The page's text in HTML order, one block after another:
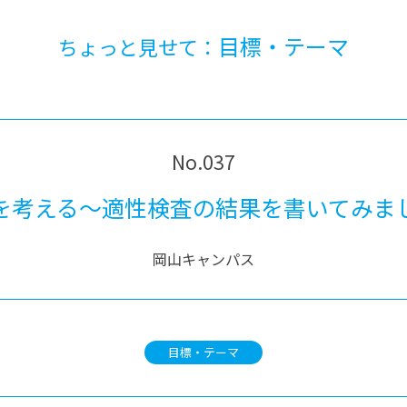
ちょっと見せて： 目標・テーマ
No.037
考える～適性検査の結果を書いてみま
岡山キャンパス
目標・テーマ